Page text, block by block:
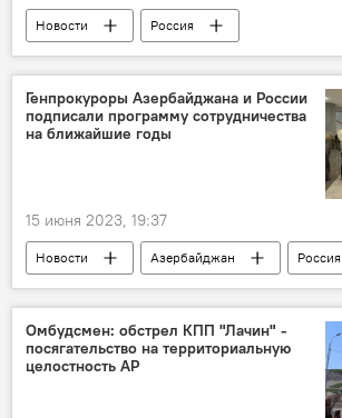
Новости
Россия
Россотрудничество
вебинар
Русский язык
Учителя
Генпрокуроры Азербайджана и России
подписали программу сотрудничества
на ближайшие годы
15 июня 2023, 19:37
Новости Азербайджан
Россия
Санкт-Петербург
Генпрокуратура АР
Кямран Алиев
Игорь Краснов
Омбудсмен: обстрел КПП "Лачин" -
посягательство на территориальную
целостность АР